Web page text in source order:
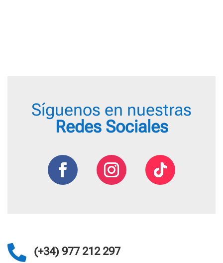
Síguenos en nuestras
Redes Sociales
 (+34) 977 212 297